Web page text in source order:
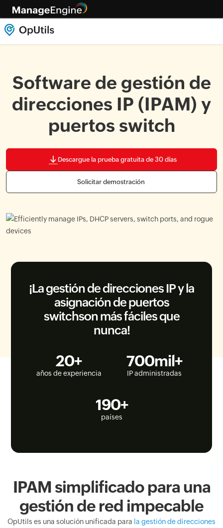
Software de gestión de
direcciones IP (IPAM) y
puertos switch
Descargue la prueba gratuita de 30 días
Solicitar demostración
¡La gestión de direcciones IP y la
asignación de puertos
switchson más fáciles que
nunca!
20+
años de experiencia
700mil+
IP administradas
190+
países
IPAM simplificado para una
gestión de red impecable
OpUtils es una solución unificada para la gestión de direcciones